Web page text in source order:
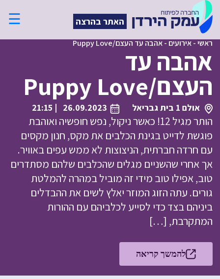
האתר בהרצה ☰
ראשי-אירועים -אהבה עד העצם/Puppy Love
אהבה עד
העצם/Puppy Love
אולם 1 בית גבריאל 26.09.2023
| 21:15
הותר מגיל 12! כאשר ניקול, נפש חופשיה ואוהבת
פוגשת לדייט בגינת הכלבים את מקס, חנון מקסים
עם חרדה חברתית, הניצוצות לא ממש עפים באוויר.
אך אחרי שהשניים מגלים שהכלבים שלהם מסתדרים
טוב, אפילו טוב מידי זה מוביל במהרה להמלטת
גורים. עתה הזוג המוזר יאלץ לשים את ההבדלים
ביניהם בצד כדי לסייע לכלביהם עם ההורות
המתקרבת, […]
להמשך קריאה